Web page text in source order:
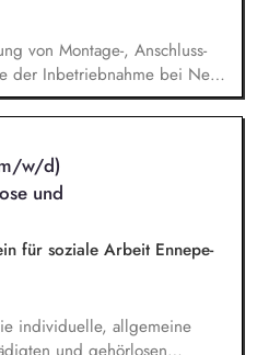
und Promotions sowie
Aktionsvorschlägen.
von Montage-, Anschluss-
der Inbetriebnahme bei Neu-
der Elektromobilität (z. B.
Inspektions-, Wartungs- und
und AC-Ladeinfrastruktur
Mittelspannungsanlagen
Systemen
Störungen und
Administrative Aufgaben, wie
von Leistungen
w/d)
und
für soziale Arbeit Ennepe-
individuelle, allgemeine